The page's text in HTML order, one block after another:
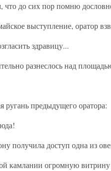
что до сих пор помню
выступление, оратор
здравицу...
разнеслось над
ругань предыдущего оратора:
получила доступ одна из
камлании огромную витрину